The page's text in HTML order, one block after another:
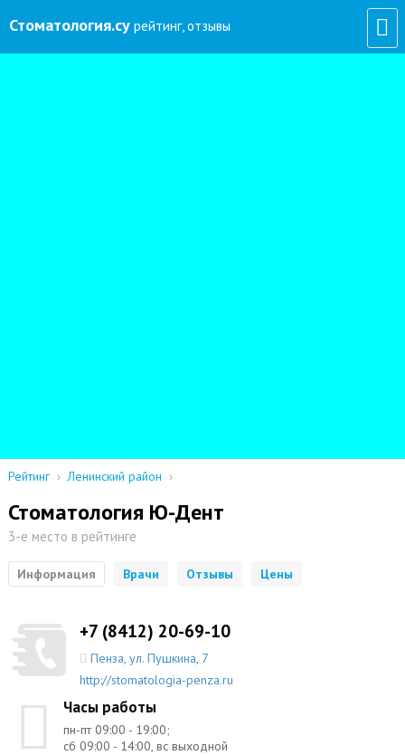
Стоматология.су рейтинг, отзывы
Рейтинг › Ленинский район ›
Стоматология Ю-Дент
3-е место в рейтинге
Информация Врачи Отзывы Цены
+7 (8412) 20-69-10
Пенза,ул. Пушкина, 7
http://stomatologia-penza.ru
Часы работы
пн-пт 09:00 - 19:00;
сб 09:00 - 14:00, вс выходной